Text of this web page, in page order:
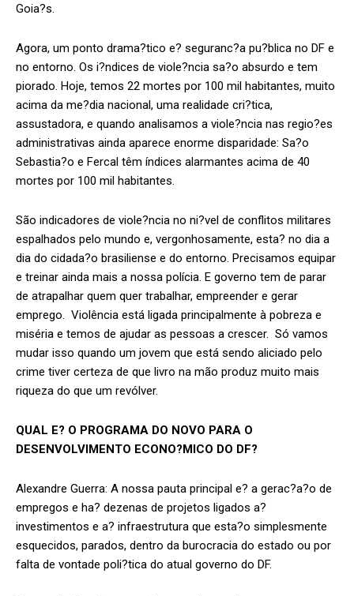
Goia?s.
Agora, um ponto drama?tico e? seguranc?a pu?blica no DF e
no entorno. Os i?ndices de viole?ncia sa?o absurdo e tem
piorado. Hoje, temos 22 mortes por 100 mil habitantes, muito
acima da me?dia nacional, uma realidade cri?tica,
assustadora, e quando analisamos a viole?ncia nas regio?es
administrativas ainda aparece enorme disparidade: Sa?o
Sebastia?o e Fercal têm índices alarmantes acima de 40
mortes por 100 mil habitantes.
São indicadores de viole?ncia no ni?vel de conflitos militares
espalhados pelo mundo e, vergonhosamente, esta? no dia a
dia do cidada?o brasiliense e do entorno. Precisamos equipar
e treinar ainda mais a nossa polícia. E governo tem de parar
de atrapalhar quem quer trabalhar, empreender e gerar
emprego. Violência está ligada principalmente à pobreza e
miséria e temos de ajudar as pessoas a crescer. Só vamos
mudar isso quando um jovem que está sendo aliciado pelo
crime tiver certeza de que livro na mão produz muito mais
riqueza do que um revólver.
QUAL E? O PROGRAMA DO NOVO PARA O
DESENVOLVIMENTO ECONO?MICO DO DF?
Alexandre Guerra: A nossa pauta principal e? a gerac?a?o de
empregos e ha? dezenas de projetos ligados a?
investimentos e a? infraestrutura que esta?o simplesmente
esquecidos, parados, dentro da burocracia do estado ou por
falta de vontade poli?tica do atual governo do DF.